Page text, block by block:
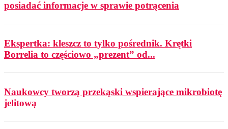
posiadać informacje w sprawie potrącenia
Ekspertka: kleszcz to tylko pośrednik. Krętki
Borrelia to częściowo „prezent” od...
Naukowcy tworzą przekąski wspierające mikrobiotę
jelitową